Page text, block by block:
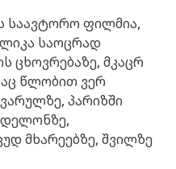
საავტორო ფილმია,
საოცრად
ცხოვრებაზე, მკაცრ
წლობით ვერ
პარიზში
დელონზე,
მხარეებზე, შვილზე